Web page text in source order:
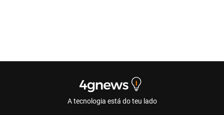
A tecnologia está do teu lado